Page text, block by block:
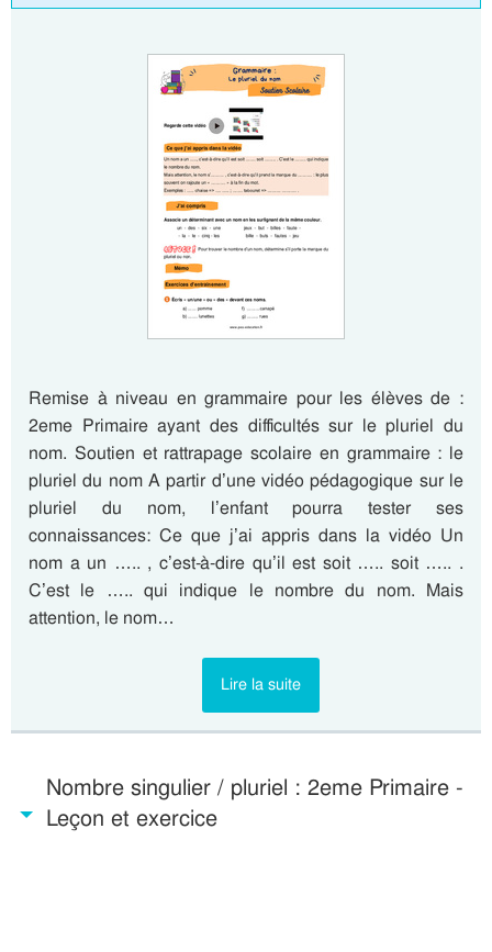
Remise à niveau en grammaire pour les élèves de :
2eme Primaire ayant des difficultés sur le pluriel du
nom. Soutien et rattrapage scolaire en grammaire : le
pluriel du nom A partir d’une vidéo pédagogique sur le
pluriel du nom, l’enfant pourra tester ses
connaissances: Ce que j’ai appris dans la vidéo Un
nom a un ….. , c’est-à-dire qu’il est soit ….. soit ….. .
C’est le ….. qui indique le nombre du nom. Mais
attention, le nom…
Lire la suite
Nombre singulier / pluriel : 2eme Primaire -
Leçon et exercice